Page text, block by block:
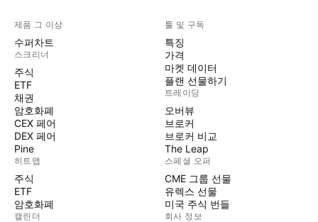
제품 그 이상
수퍼차트
스크리너
주식
ETF
채권
암호화폐
CEX 페어
DEX 페어
Pine
히트맵
주식
ETF
암호화폐
캘린더
툴 및 구독
특징
가격
마켓 데이터
플랜 선물하기
트레이딩
오버뷰
브로커
브로커 비교
The Leap
스페셜 오퍼
CME 그룹 선물
유렉스 선물
미국 주식 번들
회사 정보